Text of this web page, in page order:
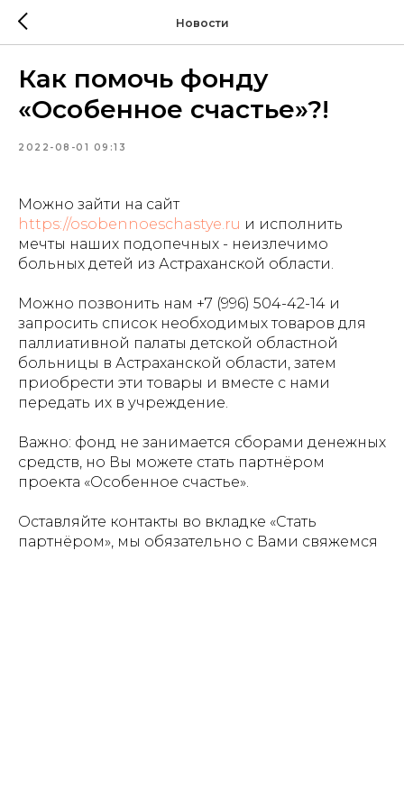
Новости
Как помочь фонду
«Особенное счастье»?!
2022-08-01 09:13
Можно зайти на сайт
https://osobennoeschastye.ru и исполнить
мечты наших подопечных - неизлечимо
больных детей из Астраханской области.
Можно позвонить нам +7 (996) 504-42-14 и
запросить список необходимых товаров для
паллиативной палаты детской областной
больницы в Астраханской области, затем
приобрести эти товары и вместе с нами
передать их в учреждение.
Важно: фонд не занимается сборами денежных
средств, но Вы можете стать партнёром
проекта «Особенное счастье».
Оставляйте контакты во вкладке «Стать
партнёром», мы обязательно с Вами свяжемся